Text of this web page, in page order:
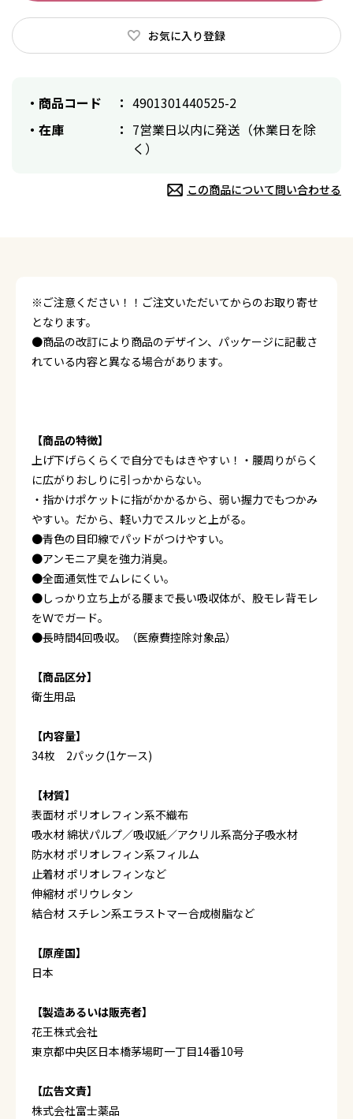
お気に入り登録
商品コード
4901301440525-2
在庫
7営業日以内に発送（休業日を除
く）
この商品について問い合わせる
※ご注意ください！！ご注文いただいてからのお取り寄せ
となります。
●商品の改訂により商品のデザイン、パッケージに記載さ
れている内容と異なる場合があります。
【商品の特徴】
上げ下げらくらくで自分でもはきやすい！・腰周りがらく
に広がりおしりに引っかからない。
・指かけポケットに指がかかるから、弱い握力でもつかみ
やすい。だから、軽い力でスルッと上がる。
●青色の目印線でパッドがつけやすい。
●アンモニア臭を強力消臭。
●全面通気性でムレにくい。
●しっかり立ち上がる腰まで長い吸収体が、股モレ背モレ
をＷでガード。
●長時間4回吸収。（医療費控除対象品）
【商品区分】
衛生用品
【内容量】
34枚 2パック(1ケース)
【材質】
表面材 ポリオレフィン系不織布
吸水材 綿状パルプ／吸収紙／アクリル系高分子吸水材
防水材 ポリオレフィン系フィルム
止着材 ポリオレフィンなど
伸縮材 ポリウレタン
結合材 スチレン系エラストマー合成樹脂など
【原産国】
日本
【製造あるいは販売者】
花王株式会社
東京都中央区日本橋茅場町一丁目14番10号
【広告文責】
株式会社富士薬品